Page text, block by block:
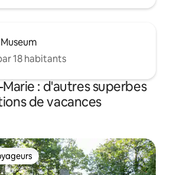
18 habitants
: d'autres superbes
de vacances
les plus appréciés